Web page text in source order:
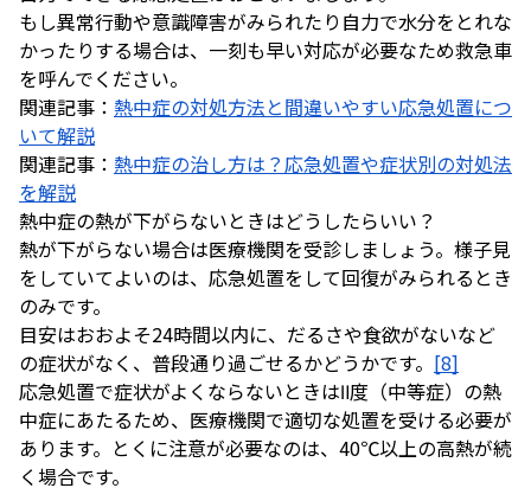
もし異常行動や意識障害がみられたり自力で水分をとれな
かったりする場合は、一刻も早い対応が必要なため救急車
を呼んでください。
関連記事： 熱中症の対処方法と間違いやすい応急処置につ
いて解説
関連記事： 熱中症の治し方は？応急処置や症状別の対処法
を解説
熱中症の熱が下がらないときはどうしたらいい？
熱が下がらない場合は医療機関を受診しましょう。様子見
をしていてよいのは、応急処置をして回復がみられるとき
のみです。
目安はおおよそ24時間以内に、だるさや食欲がないなど
の症状がなく、普段通り過ごせるかどうかです。 [8]
応急処置で症状がよくならないときはⅡ度（中等症）の熱
中症にあたるため、医療機関で適切な処置を受ける必要が
あります。とくに注意が必要なのは、40℃以上の高熱が続
く場合です。